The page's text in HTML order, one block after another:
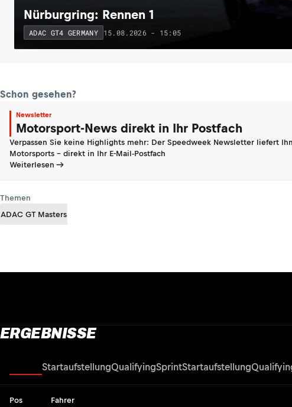
Nürburgring: Rennen 1
ADAC GT4 GERMANY 15.08.2026 - 15:05
Schon gesehen?
Newsletter
Motorsport-News direkt in Ihr Postfach
Verpassen Sie keine Highlights mehr: Der Speedweek Newsletter liefert
Motorsports - direkt in Ihr E-Mail-Postfach
Weiterlesen
Themen
ADAC GT Masters
ERGEBNISSE
StartaufstellungQualifyingSprintStartaufstellung
Pos Fahrer